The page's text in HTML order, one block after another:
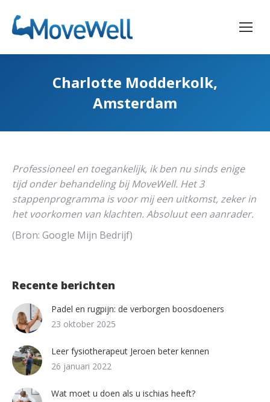
Charlotte Modderkolk,
Amsterdam
Professioneel en toegankelijk, ik ben nu sinds enige
tijd onder behandeling bij MoveWell. Het 3
stappenprogramma is voor mij een uitkomst, zeker in
het voorkomen van klachten. Absoluut een aanrader.
(Bron: Google Mijn Bedrijf)
Recente berichten
Padel en rugpijn: de verborgen boosdoeners
23 oktober 2025
Leer fysiotherapeut Jeroen beter kennen
26 januari 2022
Wat moet u doen als u ischias heeft?